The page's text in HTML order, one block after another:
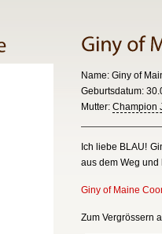
Name: Giny of
Geburtsdatum:
Mutter: Champion
Ich liebe BLAU!
aus dem Weg
Giny of Maine
Zum Vergrössern